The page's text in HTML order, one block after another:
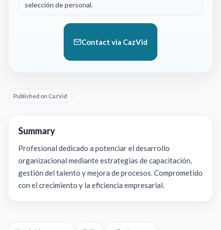
selección de personal.
Contact via CazVid
Published on CazVid
Summary
Profesional dedicado a potenciar el desarrollo
organizacional mediante estrategias de capacitación,
gestión del talento y mejora de procesos. Comprometido
con el crecimiento y la eficiencia empresarial.